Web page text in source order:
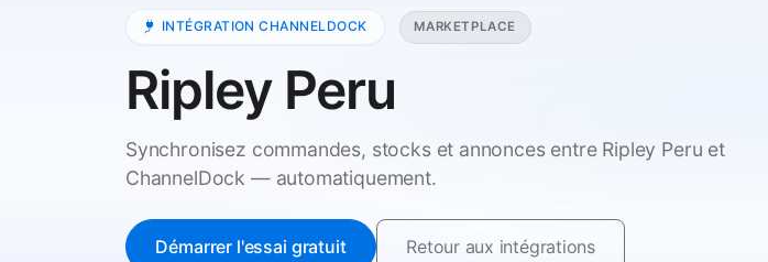
INTÉGRATION CHANNELDOCK MARKETPLACE
Ripley Peru
Synchronisez commandes, stocks et annonces entre Ripley Peru et
ChannelDock — automatiquement.
Démarrer l'essai gratuit Retour aux intégrations